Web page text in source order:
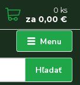
Menu
Hľadať
0 ks
za 0,00 €